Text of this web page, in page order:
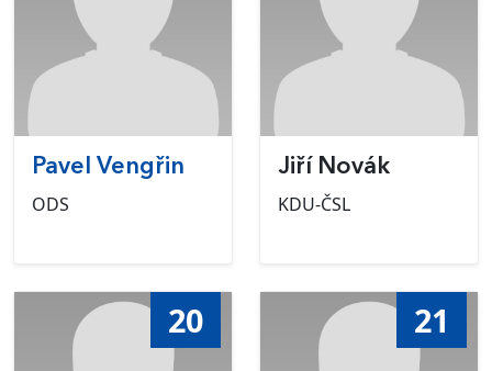
Pavel Vengřin
ODS
Jiří Novák
KDU-ČSL
20 21